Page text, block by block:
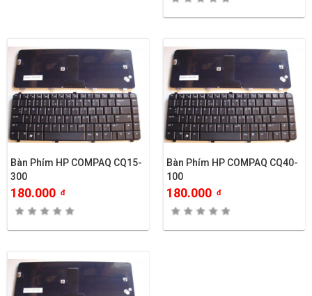
Bàn Phím HP COMPAQ CQ15-
300
180.000 đ
Bàn Phím HP COMPAQ CQ40-
100
180.000 đ